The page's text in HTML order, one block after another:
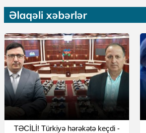
Əlaqəli xəbərlər
TƏCİLİ! Türkiyə hərəkətə keçdi -